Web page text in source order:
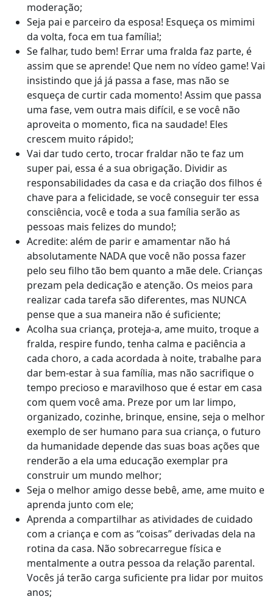
moderação;
Seja pai e parceiro da esposa! Esqueça os mimimi
da volta, foca em tua família!;
Se falhar, tudo bem! Errar uma fralda faz parte, é
assim que se aprende! Que nem no vídeo game! Vai
insistindo que já já passa a fase, mas não se
esqueça de curtir cada momento! Assim que passa
uma fase, vem outra mais difícil, e se você não
aproveita o momento, fica na saudade! Eles
crescem muito rápido!;
Vai dar tudo certo, trocar fraldar não te faz um
super pai, essa é a sua obrigação. Dividir as
responsabilidades da casa e da criação dos filhos é
chave para a felicidade, se você conseguir ter essa
consciência, você e toda a sua família serão as
pessoas mais felizes do mundo!;
Acredite: além de parir e amamentar não há
absolutamente NADA que você não possa fazer
pelo seu filho tão bem quanto a mãe dele. Crianças
prezam pela dedicação e atenção. Os meios para
realizar cada tarefa são diferentes, mas NUNCA
pense que a sua maneira não é suficiente;
Acolha sua criança, proteja-a, ame muito, troque a
fralda, respire fundo, tenha calma e paciência a
cada choro, a cada acordada à noite, trabalhe para
dar bem-estar à sua família, mas não sacrifique o
tempo precioso e maravilhoso que é estar em casa
com quem você ama. Preze por um lar limpo,
organizado, cozinhe, brinque, ensine, seja o melhor
exemplo de ser humano para sua criança, o futuro
da humanidade depende das suas boas ações que
renderão a ela uma educação exemplar pra
construir um mundo melhor;
Seja o melhor amigo desse bebê, ame, ame muito e
aprenda junto com ele;
Aprenda a compartilhar as atividades de cuidado
com a criança e com as “coisas” derivadas dela na
rotina da casa. Não sobrecarregue física e
mentalmente a outra pessoa da relação parental.
Vocês já terão carga suficiente pra lidar por muitos
anos;